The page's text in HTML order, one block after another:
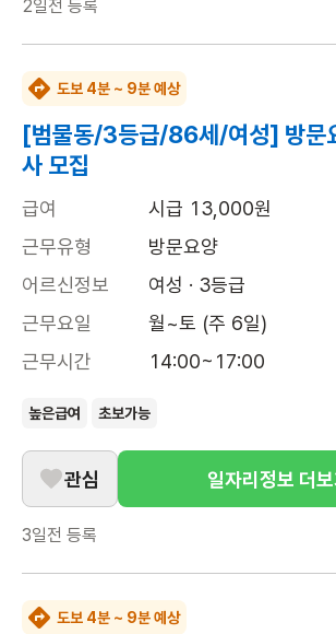
2일전 등록
도보 4분 ~ 9분 예상
[범물동/3등급/86세/여성] 방문
사 모집
급여
시급 13,000원
근무유형
방문요양
어르신정보
여성 · 3등급
근무요일
월~토 (주 6일)
근무시간
14:00~17:00
높은급여 초보가능
관심 일자리정보 더
3일전 등록
도보 4분 ~ 9분 예상